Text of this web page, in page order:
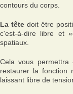
contours du corps.
La tête doit être
c'est-à-dire libre et
spatiaux.
Cela vous
restaurer la fonction
laissant libre de